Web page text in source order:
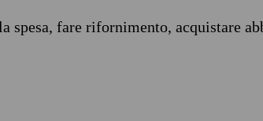
spesa, fare rifornimento, acquistare